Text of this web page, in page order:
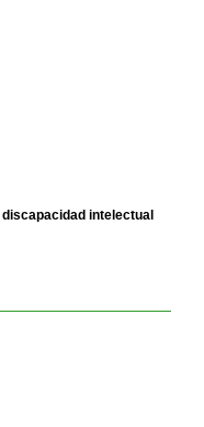
intelectual